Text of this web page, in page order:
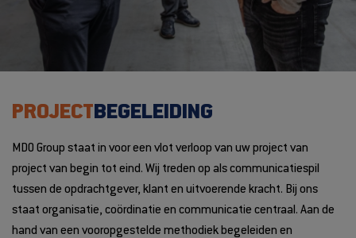
PROJECT BEGELEIDING
MDO Group staat in voor een vlot verloop van uw project van
project van begin tot eind. Wij treden op als communicatiespil
tussen de opdrachtgever, klant en uitvoerende kracht. Bij ons
staat organisatie, coördinatie en communicatie centraal. Aan de
hand van een vooropgestelde methodiek begeleiden en